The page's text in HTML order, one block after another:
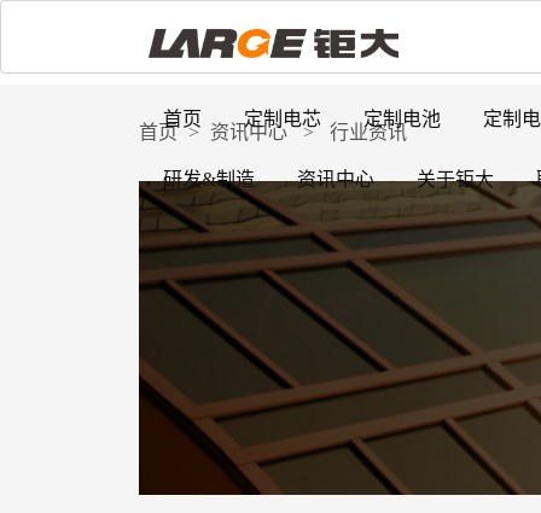
首页 定制电芯 定制电池 定制
研发&制造 资讯中心 关于钜大
首页 > 资讯中心 > 行业资讯